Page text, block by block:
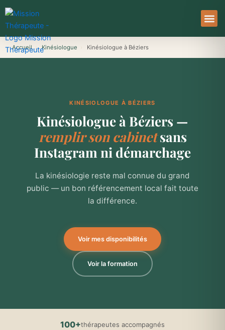
Aller
au
contenu
Accueil › Kinésiologue Kinésiologue à Béziers
KINÉSIOLOGUE À BÉZIERS
Kinésiologue à Béziers —
remplir son cabinetsans
Instagram ni démarchage
La kinésiologie reste mal connue du grand
public — un bon référencement local fait toute
la différence.
Voir mes disponibilités
Voir la formation
100+thérapeutes accompagnés